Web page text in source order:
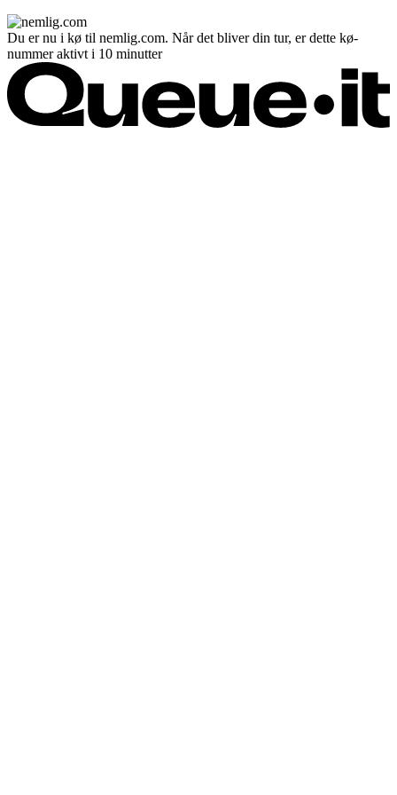
Du er nu i kø til nemlig.com. Når det bliver din tur, er dette kø-
nummer aktivt i 10 minutter